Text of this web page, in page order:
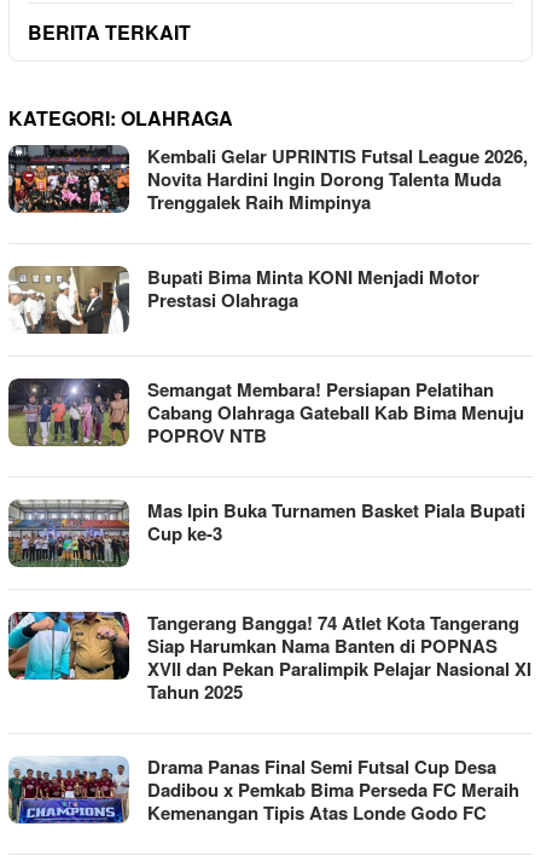
BERITA TERKAIT
KATEGORI: OLAHRAGA
Kembali Gelar UPRINTIS Futsal League 2026,
Novita Hardini Ingin Dorong Talenta Muda
Trenggalek Raih Mimpinya
Bupati Bima Minta KONI Menjadi Motor
Prestasi Olahraga
Semangat Membara! Persiapan Pelatihan
Cabang Olahraga Gateball Kab Bima Menuju
POPROV NTB
Mas Ipin Buka Turnamen Basket Piala Bupati
Cup ke-3
Tangerang Bangga! 74 Atlet Kota Tangerang
Siap Harumkan Nama Banten di POPNAS
XVII dan Pekan Paralimpik Pelajar Nasional XI
Tahun 2025
Drama Panas Final Semi Futsal Cup Desa
Dadibou x Pemkab Bima Perseda FC Meraih
Kemenangan Tipis Atas Londe Godo FC